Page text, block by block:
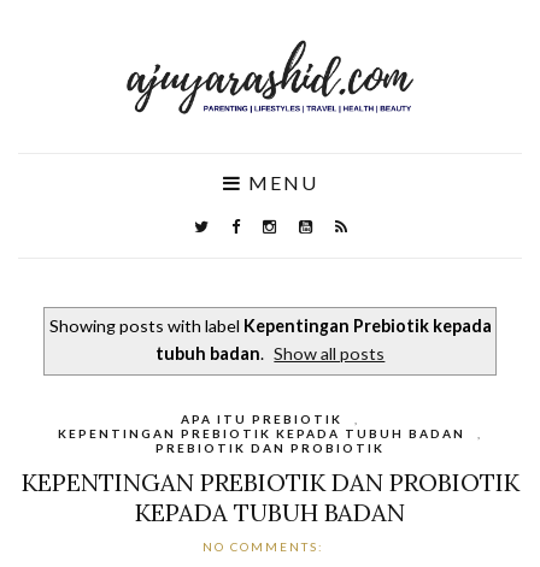
MENU
Showing posts with label Kepentingan Prebiotik kepada
tubuh badan. Show all posts
APA ITU PREBIOTIK
KEPENTINGAN PREBIOTIK KEPADA TUBUH BADAN
PREBIOTIK DAN PROBIOTIK
KEPENTINGAN PREBIOTIK DAN PROBIOTIK
KEPADA TUBUH BADAN
NO COMMENTS: